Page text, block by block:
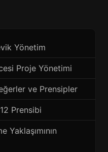
Yönetim
Proje Yönetimi
ve Prensipler
Prensibi
Yaklaşımının